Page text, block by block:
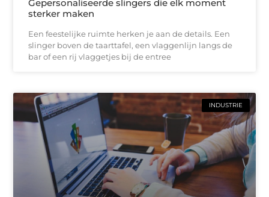
Gepersonaliseerde slingers die elk moment
sterker maken
Een feestelijke ruimte herken je aan de details. Een
slinger boven de taarttafel, een vlaggenlijn langs de
bar of een rij vlaggetjes bij de entree
INDUSTRIE